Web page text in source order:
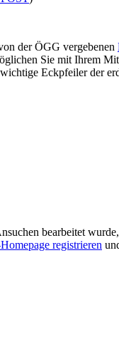
der ÖGG vergebenen
Sie mit Ihrem
Eckpfeiler der
bearbeitet
registrieren